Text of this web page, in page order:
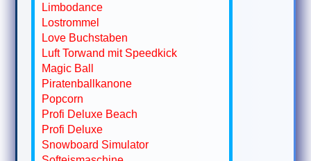
Limbodance
Lostrommel
Love Buchstaben
Luft Torwand mit Speedkick
Magic Ball
Piratenballkanone
Popcorn
Profi Deluxe Beach
Profi Deluxe
Snowboard Simulator